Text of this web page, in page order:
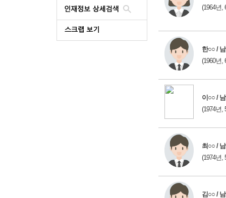
(1964년,
한○○ / 남
(1960년,
이○○ / 남
(1974년,
최○○ / 남
(1974년,
김○○ / 남